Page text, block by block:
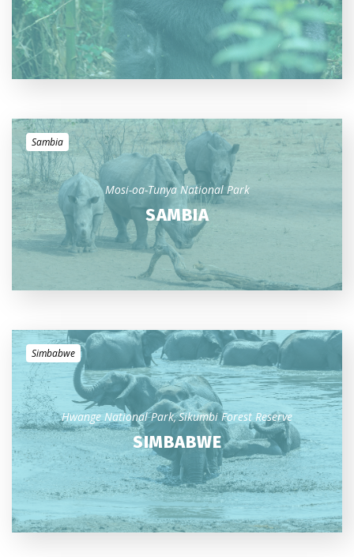
Sambia
Mosi-oa-Tunya National Park
SAMBIA
Simbabwe
Hwange National Park Sikumbi Forest Reserve
SIMBABWE